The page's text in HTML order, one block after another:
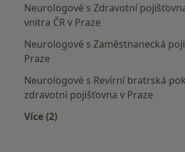
Neurologové s Zdravotní
vnitra ČR v Praze
Neurologové s Zaměstnanecká
Praze
Neurologové s Revírní bratrská
zdravotní pojišťovna v Praze
Více (2)